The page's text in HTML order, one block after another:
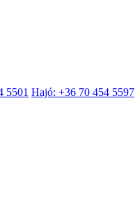
5501 Hajó: +36 70 454 5597